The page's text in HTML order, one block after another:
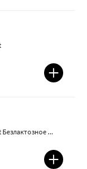
Безлактозное ...